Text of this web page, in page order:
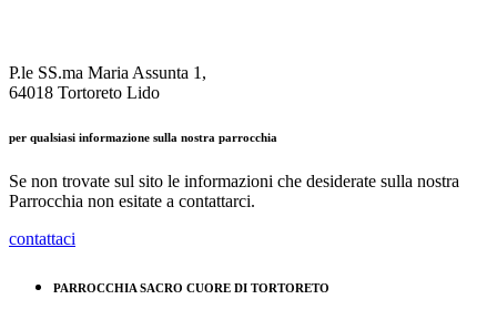
P.le SS.ma Maria Assunta 1,
64018 Tortoreto Lido
per qualsiasi informazione sulla nostra parrocchia
Se non trovate sul sito le informazioni che desiderate sulla nostra
Parrocchia non esitate a contattarci.
contattaci
PARROCCHIA SACRO CUORE DI TORTORETO